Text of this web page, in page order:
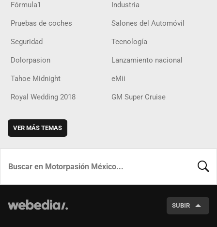
Fórmula1 Industria
Pruebas de coches Salones del Automóvil
Seguridad Tecnología
Dolorpasion Lanzamiento nacional
Tahoe Midnight eMii
Royal Wedding 2018 GM Super Cruise
VER MÁS TEMAS
SUBIR